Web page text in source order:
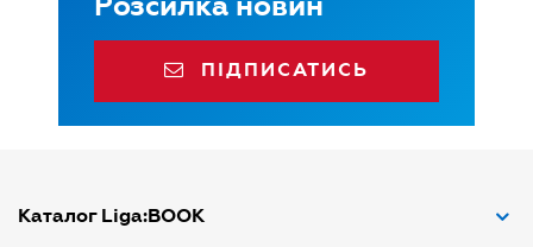
ПІДПИСАТИСЬ
Каталог Liga:BOOK